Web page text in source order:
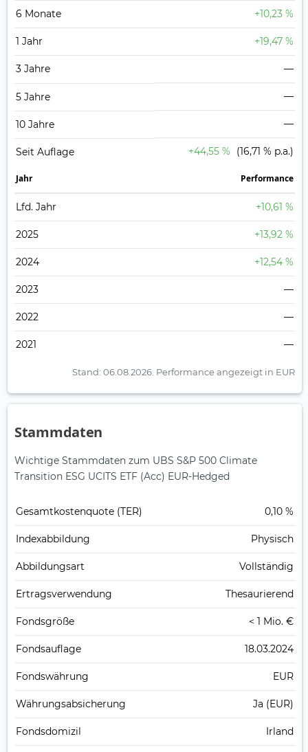
6 Monate +10,23 %
1 Jahr +19,47 %
3 Jahre —
5 Jahre —
10 Jahre —
Seit Auflage +44,55 % (16,71 % p.a.)
Jahr Perfor­mance
Lfd. Jahr +10,61 %
2025 +13,92 %
2024 +12,54 %
2023 —
2022 —
2021 —
Stand: 06.08.2026. Performance angezeigt in EUR
Stammdaten
Wichtige Stammdaten zum UBS S&P 500 Climate
Transition ESG UCITS ETF (Acc) EUR-Hedged
Gesamt­kosten­quote (TER) 0,10 %
Index­abbildung Physisch
Abbildungs­art Vollständig
Ertrags­verwendung Thesaurierend
Fonds­größe < 1 Mio. €
Fonds­auflage 18.03.2024
Fonds­währung EUR
Währungsabsicherung Ja (EUR)
Fondsdomizil Irland